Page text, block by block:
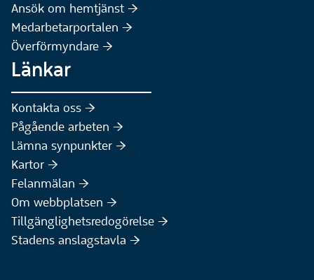
Ansök om hemtjänst :höger:
Medarbetarportalen :höger:
Överförmyndare :höger:
Länkar
Kontakta oss :höger:
Pågående arbeten :höger:
Lämna synpunkter :höger:
Kartor :höger:
Felanmälan :höger:
Om webbplatsen :höger:
Tillgänglighetsredogörelse :höger:
Stadens anslagstavla :höger: